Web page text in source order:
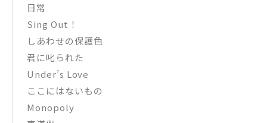
日常
Sing Out！
しあわせの保護色
君に叱られた
Under’s Love
ここにはないもの
Monopoly